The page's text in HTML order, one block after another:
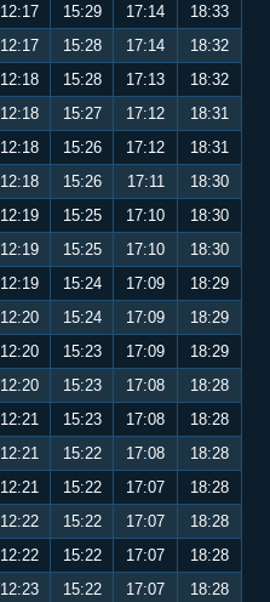
12:17 15:29 17:14
18:33
12:17 15:28 17:14
18:32
12:18 15:28 17:13
18:32
12:18 15:27 17:12
18:31
12:18 15:26 17:12
18:31
12:18 15:26 17:11
18:30
12:19 15:25 17:10
18:30
12:19 15:25 17:10
18:30
12:19 15:24 17:09
18:29
12:20 15:24 17:09
18:29
12:20 15:23 17:09
18:29
12:20 15:23 17:08
18:28
12:21 15:23 17:08
18:28
12:21 15:22 17:08
18:28
12:21 15:22 17:07
18:28
12:22 15:22 17:07
18:28
12:22 15:22 17:07
18:28
12:23 15:22 17:07 18:28